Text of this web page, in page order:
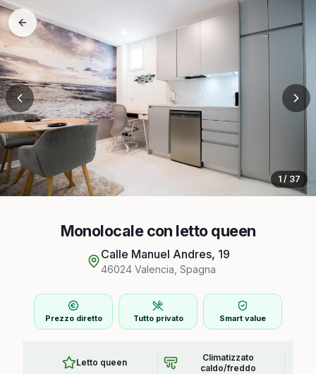
1 / 37
Monolocale con letto queen
Calle Manuel Andres, 19
46024 Valencia Spagna
Prezzo diretto Tutto privato Smart value
Letto queen
Climatizzato
caldo/freddo